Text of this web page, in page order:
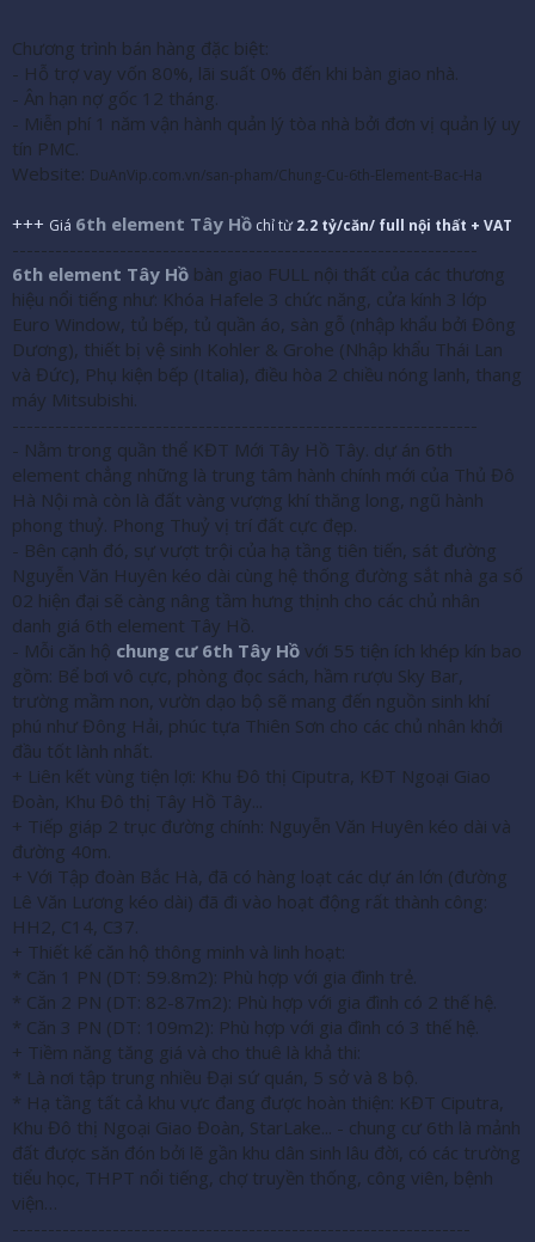
Chương trình bán hàng đặc biệt:
- Hỗ trợ vay vốn 80%, lãi suất 0% đến khi bàn giao nhà.
- Ân hạn nợ gốc 12 tháng.
- Miễn phí 1 năm vận hành quản lý tòa nhà bởi đơn vị quản lý uy
tín PMC.
Website: DuAnVip.com.vn/san-pham/Chung-Cu-6th-Element-Bac-Ha
+++ Giá 6th element Tây Hồ chỉ từ 2.2 tỷ/căn/ full nội thất + VAT
-----------------------------------------------------------------
6th element Tây Hồ bàn giao FULL nội thất của các thương
hiệu nổi tiếng như: Khóa Hafele 3 chức năng, cửa kính 3 lớp
Euro Window, tủ bếp, tủ quần áo, sàn gỗ (nhập khẩu bởi Đông
Dương), thiết bị vệ sinh Kohler & Grohe (Nhập khẩu Thái Lan
và Đức), Phụ kiện bếp (Italia), điều hòa 2 chiều nóng lanh, thang
máy Mitsubishi.
-----------------------------------------------------------------
- Nằm trong quần thể KĐT Mới Tây Hồ Tây. dự án 6th
element chẳng những là trung tâm hành chính mới của Thủ Đô
Hà Nội mà còn là đất vàng vượng khí thăng long, ngũ hành
phong thuỷ. Phong Thuỷ vị trí đất cực đẹp.
- Bên cạnh đó, sự vượt trội của hạ tầng tiên tiến, sát đường
Nguyễn Văn Huyên kéo dài cùng hệ thống đường sắt nhà ga số
02 hiện đại sẽ càng nâng tầm hưng thịnh cho các chủ nhân
danh giá 6th element Tây Hồ.
- Mỗi căn hộ chung cư 6th Tây Hồ với 55 tiện ích khép kín bao
gồm: Bể bơi vô cực, phòng đọc sách, hầm rượu Sky Bar,
trường mầm non, vườn dạo bộ sẽ mang đến nguồn sinh khí
phú như Đông Hải, phúc tựa Thiên Sơn cho các chủ nhân khởi
đầu tốt lành nhất.
+ Liên kết vùng tiện lợi: Khu Đô thị Ciputra, KĐT Ngoại Giao
Đoàn, Khu Đô thị Tây Hồ Tây...
+ Tiếp giáp 2 trục đường chính: Nguyễn Văn Huyên kéo dài và
đường 40m.
+ Với Tập đoàn Bắc Hà, đã có hàng loạt các dự án lớn (đường
Lê Văn Lương kéo dài) đã đi vào hoạt động rất thành công:
HH2, C14, C37.
+ Thiết kế căn hộ thông minh và linh hoạt:
* Căn 1 PN (DT: 59.8m2): Phù hợp với gia đình trẻ.
* Căn 2 PN (DT: 82-87m2): Phù hợp với gia đình có 2 thế hệ.
* Căn 3 PN (DT: 109m2): Phù hợp với gia đình có 3 thế hệ.
+ Tiềm năng tăng giá và cho thuê là khả thi:
* Là nơi tập trung nhiều Đại sứ quán, 5 sở và 8 bộ.
* Hạ tầng tất cả khu vực đang được hoàn thiện: KĐT Ciputra,
Khu Đô thị Ngoại Giao Đoàn, StarLake... - chung cư 6th là mảnh
đất được săn đón bởi lẽ gần khu dân sinh lâu đời, có các trường
tiểu học, THPT nổi tiếng, chợ truyền thống, công viên, bệnh
viện…
----------------------------------------------------------------